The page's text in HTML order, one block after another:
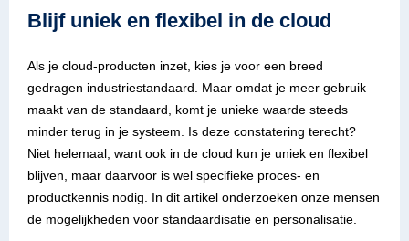
Blijf uniek en flexibel in de cloud
Als je cloud-producten inzet, kies je voor een breed
gedragen industriestandaard. Maar omdat je meer gebruik
maakt van de standaard, komt je unieke waarde steeds
minder terug in je systeem. Is deze constatering terecht?
Niet helemaal, want ook in de cloud kun je uniek en flexibel
blijven, maar daarvoor is wel specifieke proces- en
productkennis nodig. In dit artikel onderzoeken onze mensen
de mogelijkheden voor standaardisatie en personalisatie.